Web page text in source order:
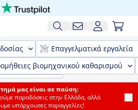
Επαγγελματικά εργαλεία
βιομηχανικού καθαρισμού
μας είναι σε παύση:
παραδόσεις στην Ελλάδα, αλλά
υπάρχουσες παραγγελίες!